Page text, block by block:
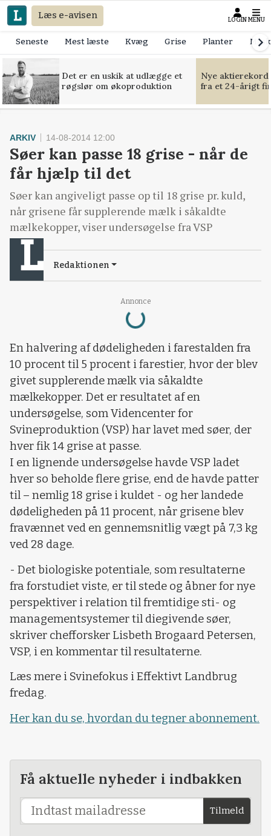
Læs e-avisen LOGIN MENU
Seneste Mest læste Kvæg Grise Planter
Det er en uskik at udlægge et
røgslør om økoproduktion
Nye
fra et 24-årigt
Annonce
Loading...
ARKIV 14-08-2014 12:00
Søer kan passe 18 grise - når de
får hjælp til det
Søer kan angiveligt passe op til 18 grise pr. kuld,
når grisene får supplerende mælk i såkaldte
mælkekopper, viser undersøgelse fra VSP
Redaktionen
En halvering af dødeligheden i farestalden fra
10 procent til 5 procent i farestier, hvor der blev
givet supplerende mælk via såkaldte
mælkekopper. Det er resultatet af en
undersøgelse, som Videncenter for
Svineproduktion (VSP) har lavet med søer, der
hver fik 14 grise at passe.
I en lignende undersøgelse havde VSP ladet
hver so beholde flere grise, end de havde patter
til – nemlig 18 grise i kuldet - og her landede
dødeligheden på 11 procent, når grisene blev
fravænnet ved en gennemsnitlig vægt på 7,3 kg
ved 28 dage.
- Det biologiske potentiale, som resultaterne
fra forstudiet viste, er til stede og åbner for nye
perspektiver i relation til fremtidige sti- og
managementsystemer til diegivende søer,
skriver chefforsker Lisbeth Brogaard Petersen,
VSP, i en kommentar til resultaterne.
Læs mere i Svinefokus i Effektivt Landbrug
fredag.
Her kan du se, hvordan du tegner abonnement.
Få aktuelle nyheder i indbakken
Tilmeld